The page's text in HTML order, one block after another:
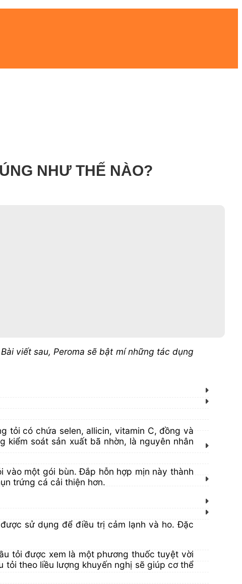
NHƯ THẾ NÀO?
viết sau, Peroma sẽ bật mí những tác dụng
tỏi có chứa selen, allicin, vitamin C, đồng và
soát sản xuất bã nhờn, là nguyên nhân
một gói bùn. Đắp hỗn hợp mịn này thành
trứng cá cải thiện hơn.
sử dụng để điều trị cảm lạnh và ho. Đặc
tỏi được xem là một phương thuốc tuyệt vời
theo liều lượng khuyến nghị sẽ giúp cơ thể